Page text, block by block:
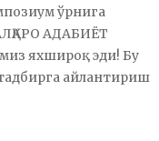
ўрнига
АДАБИЁТ
яхшироқ эди! Бу
айлантириш